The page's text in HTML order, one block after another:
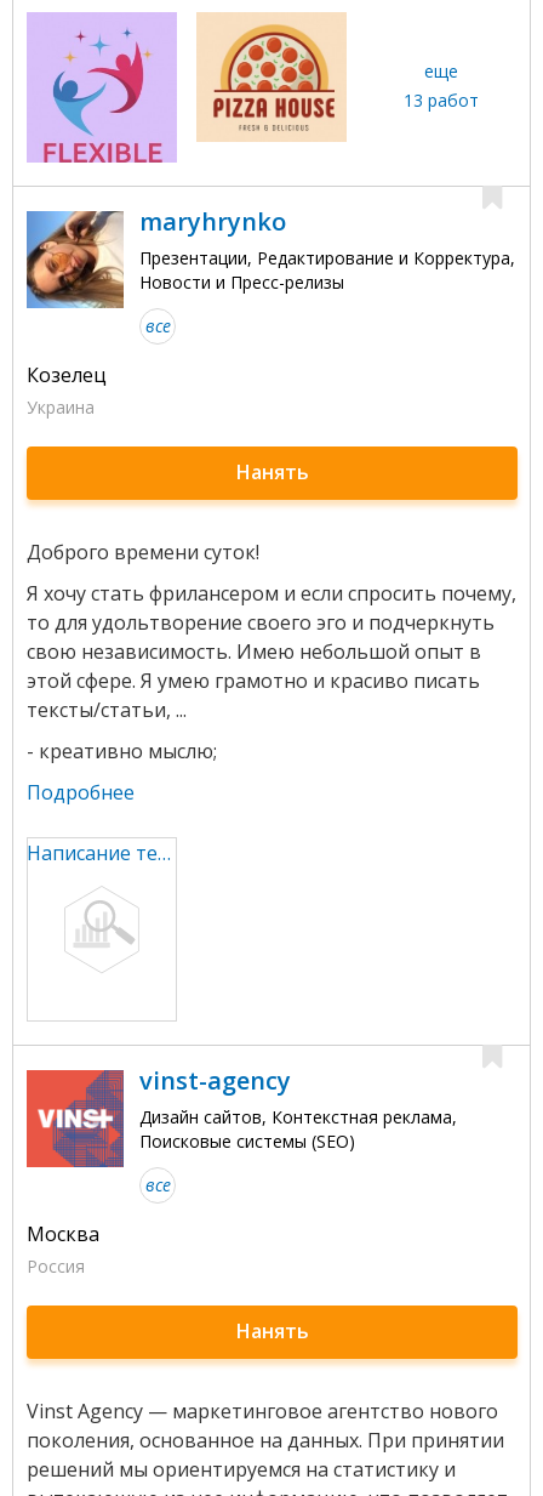
еще
13 работ
maryhrynko
Презентации, Редактирование и Корректура,
Новости и Пресс-релизы
все
Козелец
Украина
Нанять
Доброго времени суток!
Я хочу стать фрилансером и если спросить почему,
то для удольтворение своего эго и подчеркнуть
свою независимость. Имею небольшой опыт в
этой сфере. Я умею грамотно и красиво писать
тексты/статьи, ...
- креативно мыслю;
Подробнее
Написание текстов
vinst-agency
Дизайн сайтов, Контекстная реклама,
Поисковые системы (SEO)
все
Москва
Россия
Нанять
Vinst Agency — маркетинговое агентство нового
поколения, основанное на данных. При принятии
решений мы ориентируемся на статистику и